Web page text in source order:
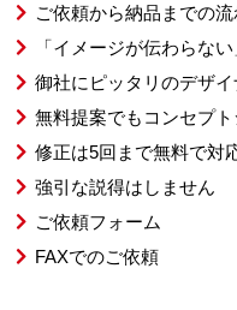
ご依頼から納品までの流
「イメージが伝わらな
御社にピッタリのデザ
無料提案でもコンセプ
修正は5回まで無料で対
強引な説得はしません
ご依頼フォーム
FAXでのご依頼